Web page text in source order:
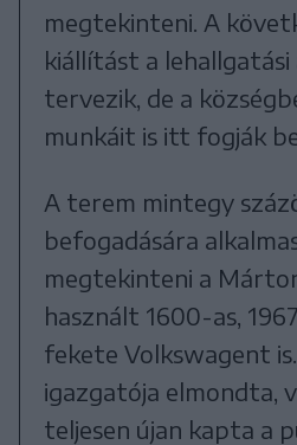
megtekinteni. A
kiállítást a
tervezik, de a
munkáit is itt fogják
A terem mintegy
befogadására
megtekinteni a
használt 1600-as,
fekete Volkswagent
igazgatója elmondta,
teljesen újan kapta a